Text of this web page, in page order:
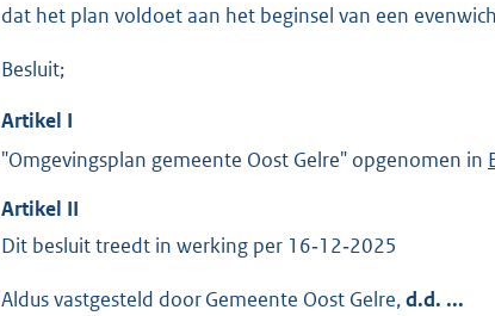
dat het plan voldoet aan het beginsel van een
Besluit;
Artikel I
"Omgevingsplan gemeente Oost Gelre" opgenomen in
Artikel II
Dit besluit treedt in werking per 16‑12‑2025
Aldus vastgesteld door Gemeente Oost Gelre,d.d. ...